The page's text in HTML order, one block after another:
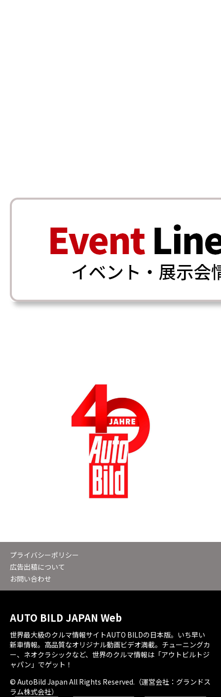
プライバシーポリシー
広告出稿について
お問い合わせ
AUTO BILD JAPAN Web
世界最大級のクルマ情報サイトAUTO BILDの日本版。いち早い
新車情報。高品質なオリジナル動画ビデオ満載。チューニングカ
ー、ネオクラシックなど、世界のクルマ情報は「アウトビルトジ
ャパン」でゲット！
© AutoBild Japan All Rights Reserved.（運営会社：グランドス
ラム株式会社）